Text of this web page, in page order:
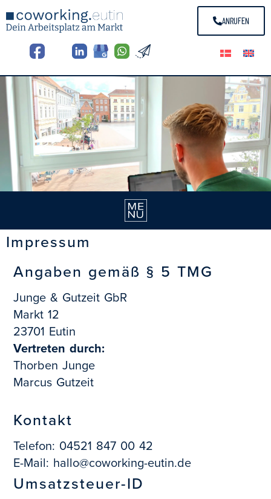
ANRUFEN
Impressum
Angaben gemäß § 5 TMG
Junge & Gutzeit GbR
Markt 12
23701 Eutin
Vertreten durch:
Thorben Junge
Marcus Gutzeit
Kontakt
Telefon: 04521 847 00 42
E-Mail: hallo@coworking-eutin.de
Umsatzsteuer-ID